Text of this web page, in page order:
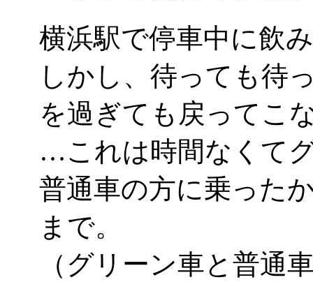
横浜駅で停車中に飲
しかし、待っても待
を過ぎても戻ってこ
…これは時間なくて
普通車の方に乗った
まで。
（グリーン車と普通